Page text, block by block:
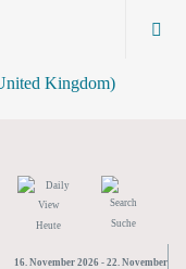
Heute Suche
16. November 2026 - 22. November